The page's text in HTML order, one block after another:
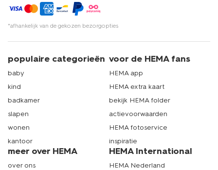
*afhankelijk van de gekozen bezorgopties
populaire categorieën
baby
kind
badkamer
slapen
wonen
kantoor
voor de HEMA fans
HEMA app
HEMA extra kaart
bekijk HEMA folder
actievoorwaarden
HEMA fotoservice
inspiratie
meer over HEMA
over ons
HEMA International
HEMA Nederland